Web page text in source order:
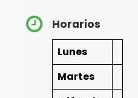
Horarios
Lunes
Martes